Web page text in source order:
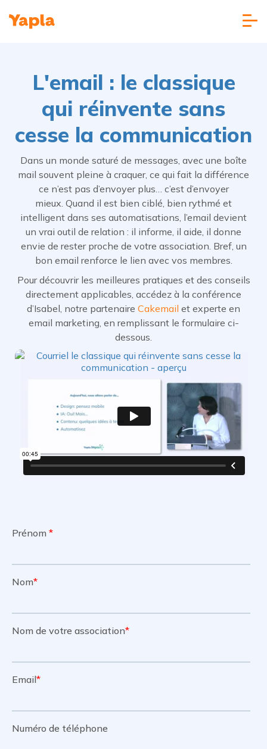
L'email : le classique
qui réinvente sans
cesse la communication
Dans un monde saturé de messages, avec une boîte
mail souvent pleine à craquer, ce qui fait la différence
ce n’est pas d’envoyer plus… c’est d’envoyer
mieux. Quand il est bien ciblé, bien rythmé et
intelligent dans ses automatisations, l’email devient
un vrai outil de relation : il informe, il aide, il donne
envie de rester proche de votre association. Bref, un
bon email renforce le lien avec vos membres.
Pour découvrir les meilleures pratiques et des conseils
directement applicables, accédez à la conférence
d’Isabel, notre partenaire Cakemail et experte en
email marketing, en remplissant le formulaire ci-
dessous.